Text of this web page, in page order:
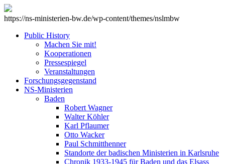
https://ns-ministerien-bw.de/wp-content/themes/nslmbw
Public History
Machen Sie mit!
Kooperationen
Pressespiegel
Veranstaltungen
Forschungsgegenstand
NS-Ministerien
Baden
Robert Wagner
Walter Köhler
Karl Pflaumer
Otto Wacker
Paul Schmitthenner
Standorte der badischen Ministerien in Karlsruhe
Chronik 1933-1945 für Baden und das Elsass